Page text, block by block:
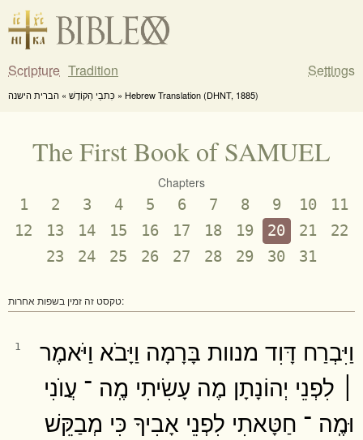
Scripture Tradition Settings
כִּתבֵי הַקוֹדֶשׁ » הברית הישנה » Hebrew Translation (DHNT, 1885)
The First Book of SAMUEL
Chapters
1 2 3 4 5 6 7 8 9 10
11
12
13 14 15 16 17 18 19 20 21
22
23
24 25 26 27 28 29 30 31
טקסט זה זמין בשפות אחרות:
1
וַיִּבְרַח דָּוִד מנוות בָּרָמָה וַיָּבֹא וַיֹּאמֶר
׀ לִפְנֵי יְהוֹנָתָן מֶה עָשִׂיתִי מֶֽה ־ עֲוֺנִי
וּמֶֽה ־ חַטָּאתִי לִפְנֵי אָבִיךָ כִּי מְבַקֵּשׁ